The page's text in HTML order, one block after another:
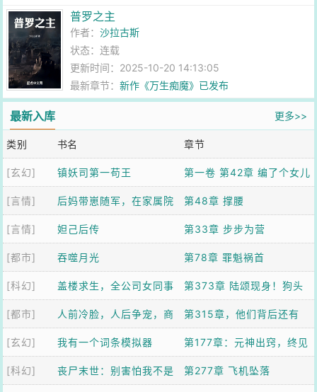
普罗之主
作者：沙拉古斯
状态：连载
更新时间：2025-10-20 14:13:05
最新章节：新作《万生痴魔》已发布
最新入库 更多>>
类别 书名 章节
[玄幻] 镇妖司第一苟王 第一卷 第42章 编了个女儿
国故事，虎妖全信了
[言情] 后妈带崽随军，在家属院
成团宠了
第48章 撑腰
[言情] 妲己后传 第33章 步步为营
[都市] 吞噬月光 第78章 罪魁祸首
[科幻] 盖楼求生，全公司女同事
求我带飞
第373章 陆颂现身！狗头
人？
[都市] 人前冷脸，人后争宠，商
队他日日求复婚
第315章，他们背后还有
人！
[玄幻] 我有一个词条模拟器 第177章：元神出窍，终见
天刀
[科幻] 丧尸末世：别害怕我不是 第277章 飞机坠落